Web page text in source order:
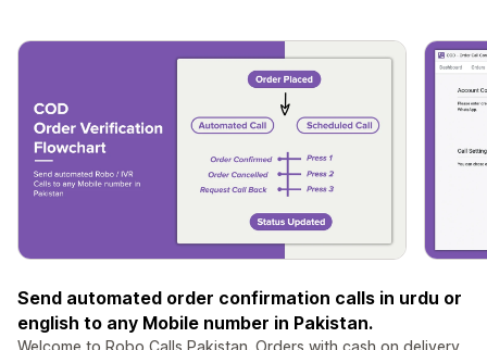
Send automated order confirmation calls in urdu or
english to any Mobile number in Pakistan.